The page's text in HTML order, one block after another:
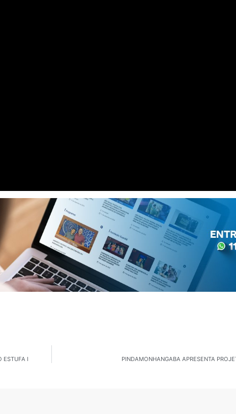
ESTUFA I PINDAMONHANGABA APRESENTA